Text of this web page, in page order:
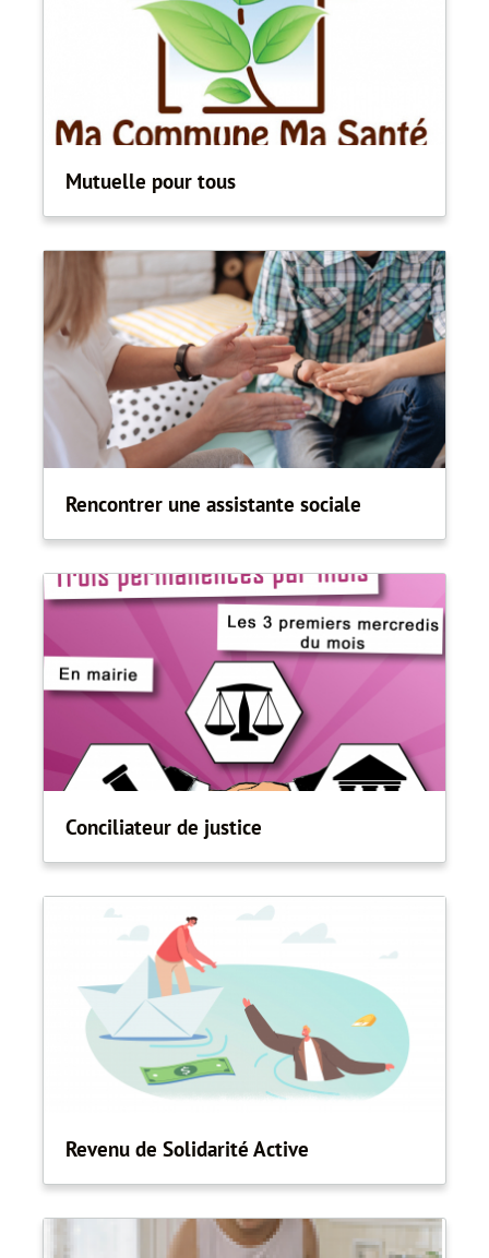
Mutuelle pour tous
Rencontrer une assistante sociale
Conciliateur de justice
Revenu de Solidarité Active